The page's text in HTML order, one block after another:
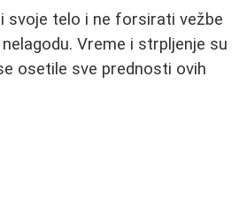
svoje telo i ne forsirati vežbe
Vreme i strpljenje su
osetile sve prednosti ovih